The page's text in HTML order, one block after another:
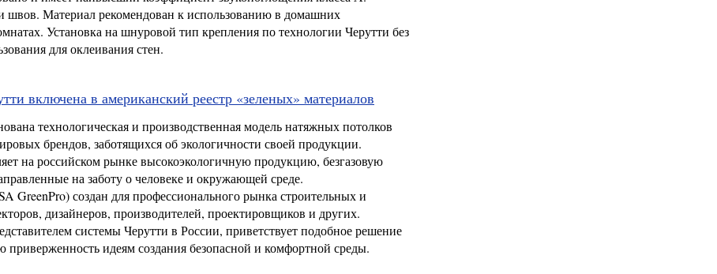
Материал рекомендован к использованию в домашних
Установка на шнуровой тип крепления по технологии Черутти без
для оклеивания стен.
включена в американский реестр «зеленых» материалов
технологическая и производственная модель натяжных потолков
брендов, заботящихся об экологичности своей продукции.
на российском рынке высокоэкологичную продукцию, безгазовую
на заботу о человеке и окружающей среде.
GreenPro) создан для профессионального рынка строительных и
дизайнеров, производителей, проектировщиков и других.
системы Черутти в России, приветствует подобное решение
идеям создания безопасной и комфортной среды.